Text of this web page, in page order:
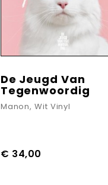
De Jeugd Van
Tegenwoordig
Manon, Wit Vinyl
€ 34,00